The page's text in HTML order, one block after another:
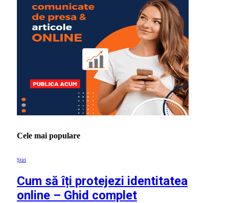
Cele mai populare
Știri
Cum să îți protejezi identitatea
online – Ghid complet